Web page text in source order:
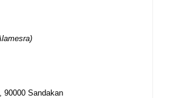
90000 Sandakan